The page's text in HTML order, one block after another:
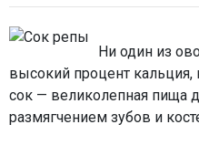
Ни один из
высокий процент кальция,
сок — великолепная пища
размягчением зубов и